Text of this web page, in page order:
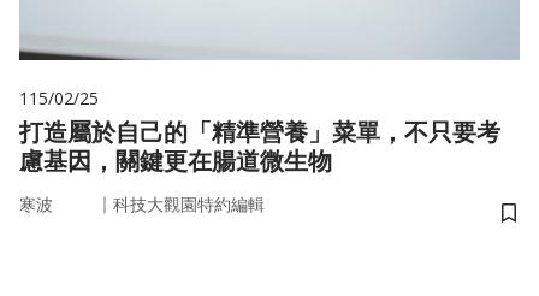
115/02/25
打造屬於自己的「精準營養」菜單，不只要考
慮基因，關鍵更在腸道微生物
寒波 ｜ 科技大觀園特約編輯
儲